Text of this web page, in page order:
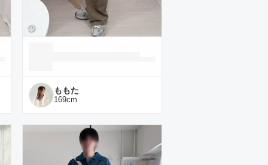
ももた
169cm